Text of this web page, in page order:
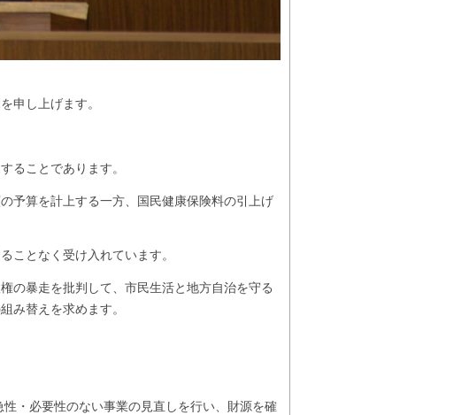
申し上げます。
ることであります。
予算を計上する一方、国民健康保険料の引上げ
ことなく受け入れています。
の暴走を批判して、市民生活と地方自治を守る
み替えを求めます。
・必要性のない事業の見直しを行い、財源を確